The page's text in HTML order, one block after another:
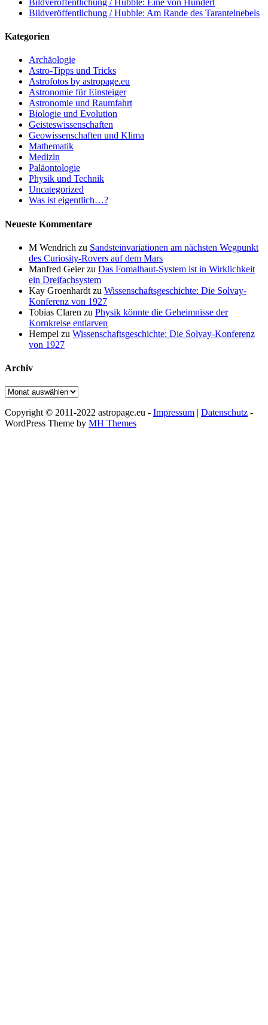
Bildveröffentlichung / Hubble: Am Rande des Tarantelnebels
Kategorien
Archäologie
Astro-Tipps und Tricks
Astrofotos by astropage.eu
Astronomie für Einsteiger
Astronomie und Raumfahrt
Biologie und Evolution
Geisteswissenschaften
Geowissenschaften und Klima
Mathematik
Medizin
Paläontologie
Physik und Technik
Uncategorized
Was ist eigentlich…?
Neueste Kommentare
M Wendrich zu Sandsteinvariationen am nächsten Wegpunkt
des Curiosity-Rovers auf dem Mars
Manfred Geierzu Das Fomalhaut-System ist in Wirklichkeit
ein Dreifachsystem
Kay Groenhardt zu Wissenschaftsgeschichte: Die Solvay-
Konferenz von 1927
Tobias Claren zu Physik könnte die Geheimnisse der
Kornkreise entlarven
Hempel zu Wissenschaftsgeschichte: Die Solvay-Konferenz
von 1927
Archiv
Archiv
Copyright © 2011-2022 astropage.eu - Impressum | Datenschutz -
WordPress Theme by MH Themes